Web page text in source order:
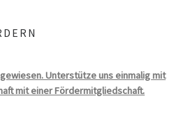
Unterstütze uns einmalig mit
mit einer Fördermitgliedschaft.